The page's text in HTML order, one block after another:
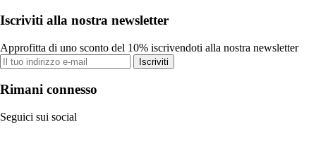
Iscriviti alla nostra newsletter
Approfitta di uno sconto del 10% iscrivendoti alla nostra newsletter
Iscriviti
Rimani connesso
Seguici sui social